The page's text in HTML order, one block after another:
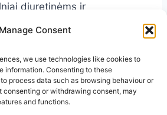
Manage Consent
we use technologies like cookies to
information. Consenting to these
process data such as browsing behaviour or
consenting or withdrawing consent, may
and functions.
diuretinėms ir
žolelėms, vengiant alkoholio
dėl paprastos tiesos:
ir elektrolitų balansas, o
kasdienai